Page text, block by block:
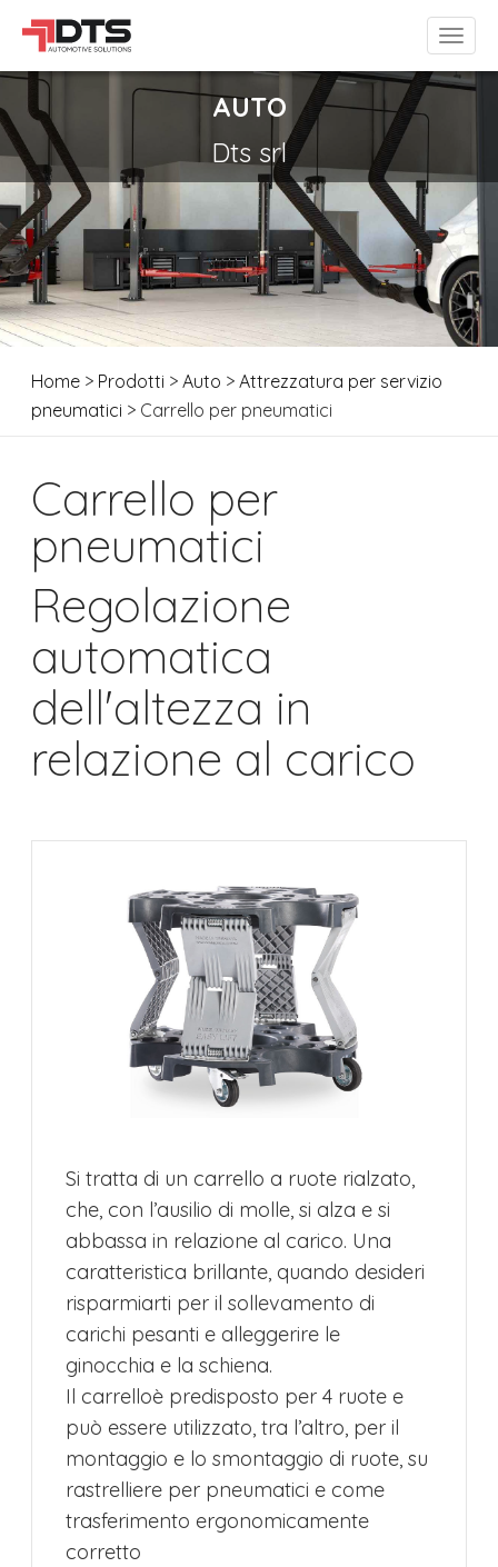
AUTO
Dts srl
Home > Prodotti >Auto >Attrezzatura per servizio
pneumatici > Carrello per pneumatici
Carrello per
pneumatici
Regolazione
automatica
dell'altezza in
relazione al carico
Si tratta di un carrello a ruote rialzato,
che, con l’ausilio di molle, si alza e si
abbassa in relazione al carico. Una
caratteristica brillante, quando desideri
risparmiarti per il sollevamento di
carichi pesanti e alleggerire le
ginocchia e la schiena.
Il carrelloè predisposto per 4 ruote e
può essere utilizzato, tra l’altro, per il
montaggio e lo smontaggio di ruote, su
rastrelliere per pneumatici e come
trasferimento ergonomicamente
corretto